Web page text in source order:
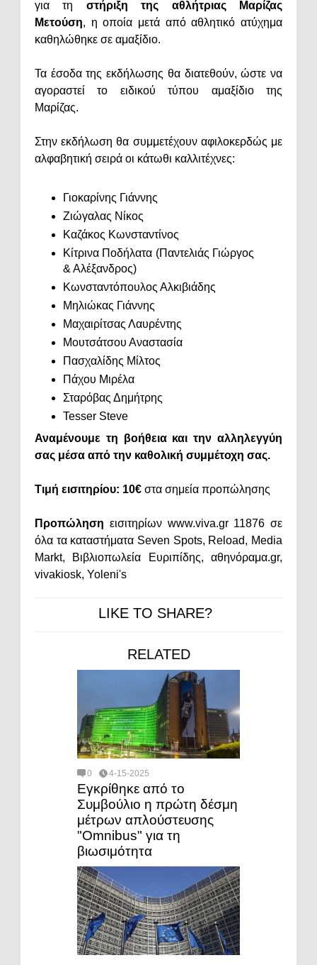
για τη στήριξη της αθλήτριας Μαρίζας
Μετούση, η οποία μετά από αθλητικό ατύχημα
καθηλώθηκε σε αμαξίδιο.
Τα έσοδα της εκδήλωσης θα διατεθούν, ώστε να
αγοραστεί το ειδικού τύπου αμαξίδιο της
Μαρίζας.
Στην εκδήλωση θα συμμετέχουν αφιλοκερδώς με
αλφαβητική σειρά οι κάτωθι καλλιτέχνες:
Γιοκαρίνης Γιάννης
Ζιώγαλας Νίκος
Καζάκος Κωνσταντίνος
Κίτρινα Ποδήλατα (Παντελιάς Γιώργος
& Αλέξανδρος)
Κωνσταντόπουλος Αλκιβιάδης
Μηλιώκας Γιάννης
Μαχαιρίτσας Λαυρέντης
Μουτσάτσου Αναστασία
Πασχαλίδης Μίλτος
Πάχου Μιρέλα
Σταρόβας Δημήτρης
Tesser Steve
Αναμένουμε τη βοήθεια και την αλληλεγγύη
σας μέσα από την καθολική συμμέτοχη σας.
Τιμή εισιτηρίου: 10€ στα σημεία προπώλησης
Προπώληση εισιτηρίων www.viva.gr 11876 σε
όλα τα καταστήματα Seven Spots, Reload, Media
Markt, Βιβλιοπωλεία Ευριπίδης, αθηνόραμα.gr,
vivakiosk, Yoleni's
LIKE TO SHARE?
RELATED
0 4-15-2025
Εγκρίθηκε από το
Συμβούλιο η πρώτη δέσμη
μέτρων απλούστευσης
"Omnibus" για τη
βιωσιμότητα